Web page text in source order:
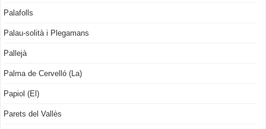
Palafolls
Palau-solità i Plegamans
Pallejà
Palma de Cervelló (La)
Papiol (El)
Parets del Vallès